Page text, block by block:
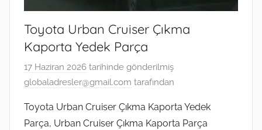
Toyota Urban Cruiser Çıkma
Kaporta Yedek Parça
17 Haziran 2026 tarihinde gönderilmiş
globaladresler@gmail.com tarafından
Toyota Urban Cruiser Çıkma Kaporta Yedek
Parça, Urban Cruiser Çıkma Kaporta Parça